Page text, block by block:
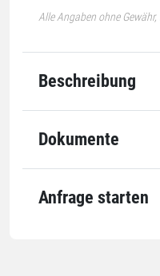
Alle Angaben ohne
Beschreibung
Dokumente
Anfrage starten